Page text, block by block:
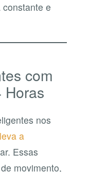
e
com
Horas
nos
a
Essas
movimento,